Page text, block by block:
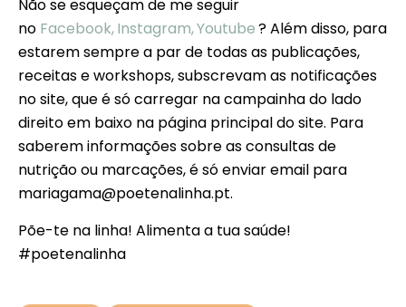
Não se esqueçam de me seguir
no Facebook,Instagram,Youtube? Além disso, para
estarem sempre a par de todas as publicações,
receitas e workshops, subscrevam as notificações
no site, que é só carregar na campainha do lado
direito em baixo na página principal do site. Para
saberem informações sobre as consultas de
nutrição ou marcações, é só enviar email para
mariagama@poetenalinha.pt.
Põe-te na linha! Alimenta a tua saúde!
#poetenalinha